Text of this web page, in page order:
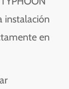
instalación
en